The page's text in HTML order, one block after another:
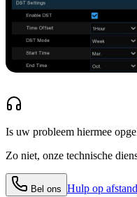
Is uw probleem hiermee
Zo niet, onze technische
Bel ons Hulp op afstand